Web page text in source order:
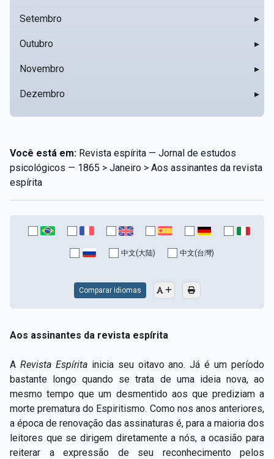
Setembro ▸
Outubro ▸
Novembro ▸
Dezembro ▸
Você está em: Revista espírita — Jornal de estudos
psicológicos — 1865 > Janeiro > Aos assinantes da revista
espírita
中文(大陆) 中文(台灣)
Comparar Idiomas
Aos assinantes da revista espírita
A Revista Espírita inicia seu oitavo ano. Já é um período
bastante longo quando se trata de uma ideia nova, ao
mesmo tempo que um desmentido aos que prediziam a
morte prematura do Espiritismo. Como nos anos anteriores,
a época de renovação das assinaturas é, para a maioria dos
leitores que se dirigem diretamente a nós, a ocasião para
reiterar a expressão de seu reconhecimento pelos